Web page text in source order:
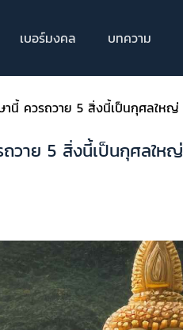
เบอร์มงคล บทความ
านี้ ควรถวาย 5 สิ่งนี้เป็นกุศลใหญ่
วาย 5 สิ่งนี้เป็นกุศลใหญ่